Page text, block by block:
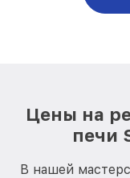
Цены на
печи
В нашей